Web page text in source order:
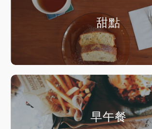
甜點
早午餐